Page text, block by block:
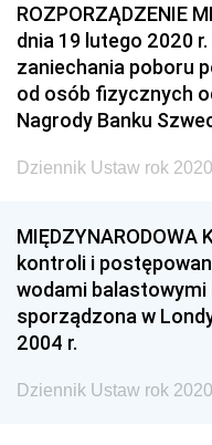
ROZPORZĄDZENIE
dnia 19 lutego 2020
zaniechania poboru
od osób fizycznych
Nagrody Banku
Dziennik Ustaw rok
MIĘDZYNARODOWA
kontroli i
wodami balastowymi
sporządzona w
2004 r.
Dziennik Ustaw rok